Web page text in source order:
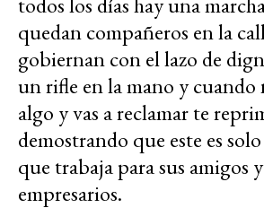
quedan compañeros en la
gobiernan con el lazo de
un rifle en la mano y cuando
algo y vas a reclamar te
demostrando que este es
que trabaja para sus amigos
empresarios.